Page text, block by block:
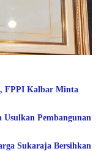
FPPI Kalbar Minta
Usulkan Pembangunan
Sukaraja Bersihkan